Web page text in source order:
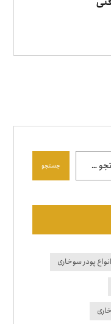
جستجو
انواع پودر سوخاری